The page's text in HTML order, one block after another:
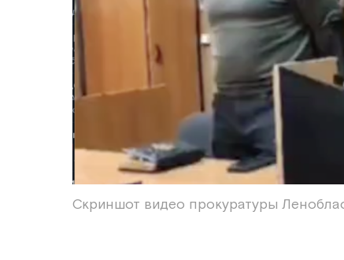
Скриншот видео прокуратуры